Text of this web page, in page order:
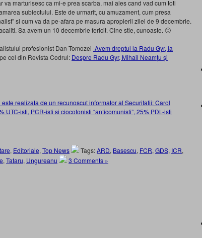
marturisesc ca mi-e prea scarba, mai ales cand vad cum toti
subiectului. Este de urmarit, cu amuzament, cum presa
si cum va da pe-afara pe masura apropierii zilei de 9 decembrie.
Sa avem un 10 decembrie fericit. Cine stie, cunoaste. 🙂
profesionist Dan Tomozei Avem dreptul la Radu Gyr, la
cel din Revista Codrul: Despre Radu Gyr, Mihail Neamțu și
este realizata de un recunoscut informator al Securitatii: Carol
UTC-isti, PCR-isti si ciocofonisti “anticomunisti”, 25% PDL-isti
, Editoriale, Top News Tags:ARD, Basescu, FCR, GDS, ICR,
, Tataru, Ungureanu 3 Comments »